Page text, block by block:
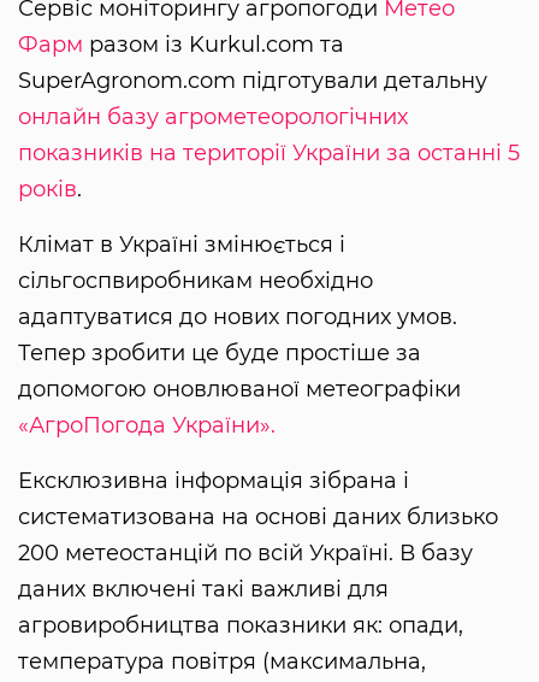
Сервіс моніторингу агропогоди Метео
Фарм разом із Kurkul.com та
SuperAgronom.com підготували детальну
онлайн базу агрометеорологічних
показників на території України за останні 5
років.
Клімат в Україні змінюється і
сільгоспвиробникам необхідно
адаптуватися до нових погодних умов.
Тепер зробити це буде простіше за
допомогою оновлюваної метеографіки
«АгроПогода України».
Ексклюзивна інформація зібрана і
систематизована на основі даних близько
200 метеостанцій по всій Україні. В базу
даних включені такі важливі для
агровиробництва показники як: опади,
температура повітря (максимальна,